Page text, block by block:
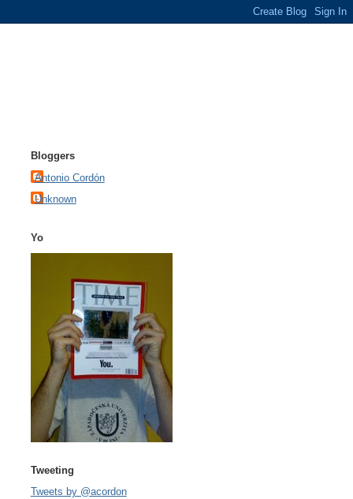
Bloggers
Antonio Cordón
Unknown
Yo
Tweeting
Tweets by @acordon